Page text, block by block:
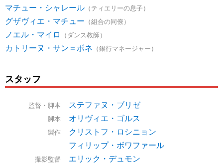
マチュー・シャレール （ティエリーの息子）
グザヴィエ・マチュー （組合の同僚）
ノエル・マイロ （ダンス教師）
カトリーヌ・サン＝ボネ （銀行マネージャー）
スタッフ
監督・脚本 ステファヌ・ブリゼ
脚本 オリヴィエ・ゴルス
製作
クリストフ・ロシニョン
フィリップ・ボワファール
撮影監督 エリック・デュモン